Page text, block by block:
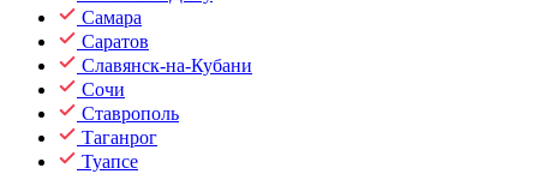
Самара
Саратов
Славянск-на-Кубани
Сочи
Ставрополь
Таганрог
Туапсе